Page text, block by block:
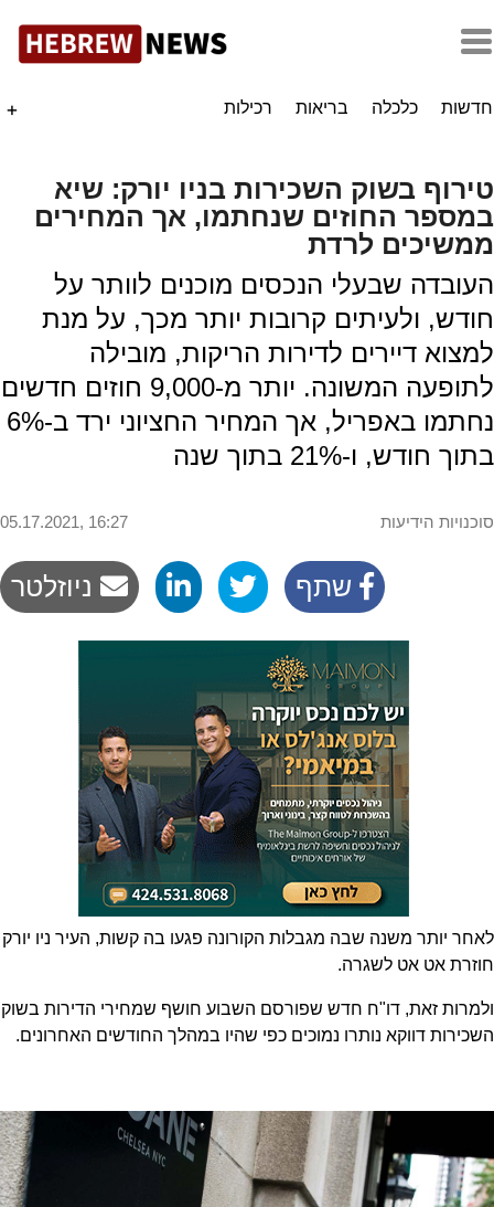
+ חדשות כלכלה בריאות רכילות
טירוף בשוק השכירות בניו יורק: שיא
במספר החוזים שנחתמו, אך המחירים
ממשיכים לרדת
העובדה שבעלי הנכסים מוכנים לוותר על
חודש, ולעיתים קרובות יותר מכך, על מנת
למצוא דיירים לדירות הריקות, מובילה
לתופעה המשונה. יותר מ-9,000 חוזים חדשים
נחתמו באפריל, אך המחיר החציוני ירד ב-6%
בתוך חודש, ו-21% בתוך שנה
05.17.2021, 16:27 סוכנויות הידיעות
לאחר יותר משנה שבה מגבלות הקורונה פגעו בה קשות, העיר ניו יורק
חוזרת אט אט לשגרה.
ולמרות זאת, דו"ח חדש שפורסם השבוע חושף שמחירי הדירות בשוק
השכירות דווקא נותרו נמוכים כפי שהיו במהלך החודשים האחרונים.